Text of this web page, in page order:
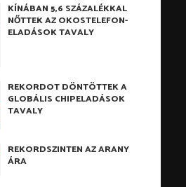
KÍNÁBAN 5,6 SZÁZALÉKKAL
NŐTTEK AZ OKOSTELEFON-
ELADÁSOK TAVALY
REKORDOT DÖNTÖTTEK A
GLOBÁLIS CHIPELADÁSOK
TAVALY
REKORDSZINTEN AZ ARANY
ÁRA